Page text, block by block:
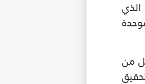
رؤى موحدة
من